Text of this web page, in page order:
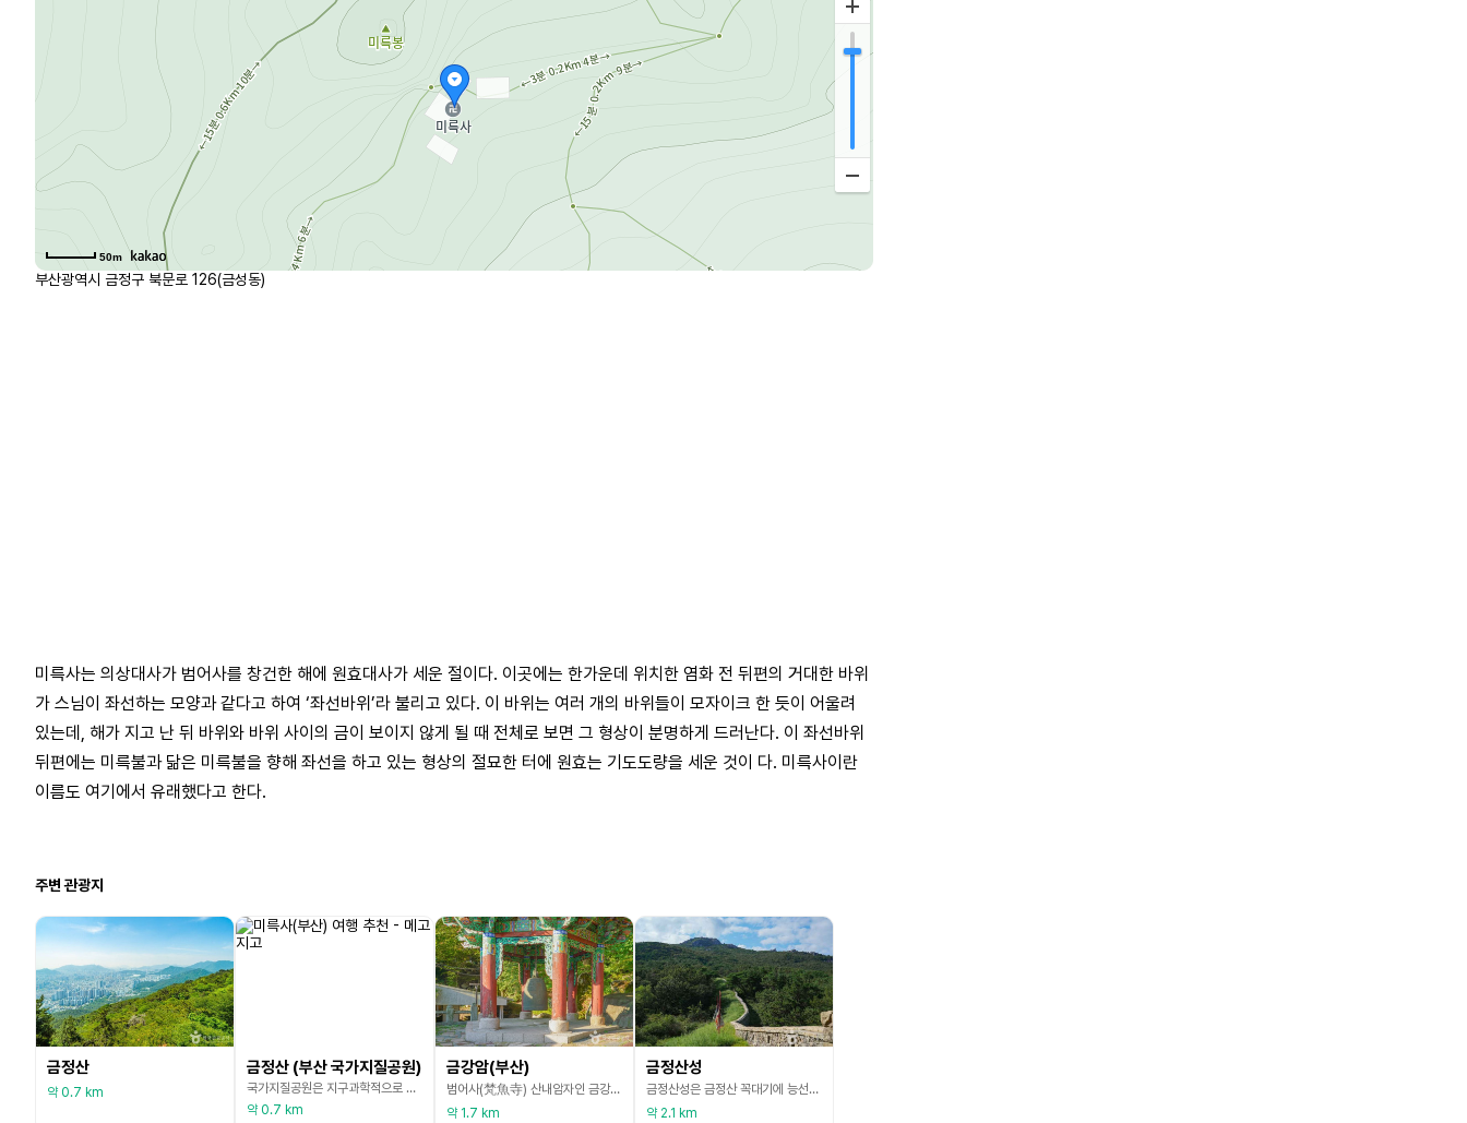
50m
부산광역시 금정구 북문로 126(금성동)
미륵사는 의상대사가 범어사를 창건한 해에 원효대사가 세운 절이다. 이곳에는 한가운데 위치한 염화 전 뒤편의 거대한 바위
가 스님이 좌선하는 모양과 같다고 하여 ‘좌선바위’라 불리고 있다. 이 바위는 여러 개의 바위들이 모자이크 한 듯이 어울려
있는데, 해가 지고 난 뒤 바위와 바위 사이의 금이 보이지 않게 될 때 전체로 보면 그 형상이 분명하게 드러난다. 이 좌선바위
뒤편에는 미륵불과 닮은 미륵불을 향해 좌선을 하고 있는 형상의 절묘한 터에 원효는 기도도량을 세운 것이 다. 미륵사이란
이름도 여기에서 유래했다고 한다.
주변 관광지
금정산
약 0.7 km
금정산 (부산 국가지질공원)
국가지질공원은 지구과학적으로 중요하고 경관이 우수한 지역으로서 이를 보전하고 교육, 관광 사업 등에 활용하기 위하여 환경부장관이 인증한 공원(자연공원법 제 2조 제4의2호)을 말한다. 금정산 국가지질공원은 약 7천만 년 전 지하에서 마그마가 식어서 생성된 화강암이 융기하여 형성된 부산 땅의 뿌리를 이루는 산이다. 오랜 세월 비바람에 깎이고 다듬어져 만들어진 기암절벽, 토르, 나마, 인셀베르그, 블록스트림 등의 우아한 화강암 지형을 감상할 수 있다. 금정
약 0.7 km
금강암(부산)
범어사(梵魚寺) 산내암자인 금강암(金剛庵)은 정확한 창건 연대는 알 수 없으나, 기록에 의하면 1803년 범어사 대성암과 함께 취규 대사에 의해 중창되었다고 한다. 1899년 승려 오성월이 범어사 금강암에 처음으로 선원을 개설하였다는 기록이 남아 있어 당시 금강암이 선풍을 일으키는 시발점이었다는 점에서 의미가 크다고 할 수 있다. 1800년대에 제작되어 현재 남아 있는 중수기문들 중에서 금강암의 사명이 발견되어 범어사 금강암의 중창 시기를 짐작할 수 있
약 1.7 km
금정산성
금정산성은 금정산 꼭대기에 능선과 계곡을 따라 축성되어 있다. 금정산성은 임진왜란의 혹독한 피해를 입은 동래부민(東萊府民)이 난(亂)에 대비하기 위하여 쌓은 피난겸 항전성(抗戰城)이며, 국내에서는 가장 큰 규모의 산성이다. 1707년 동래 부사 한배하가 성이 넓다 하여 남북 두 구역으로 구분하는 중성을 쌓고 장대, 군기고 등의 시설을 보완하였다. 1806년 동래 부사 오한원이 성을 다시 수리하고 동문을 새로 쌓았으며, 서문, 남문, 북문에 문루를 만들고
약 2.1 km